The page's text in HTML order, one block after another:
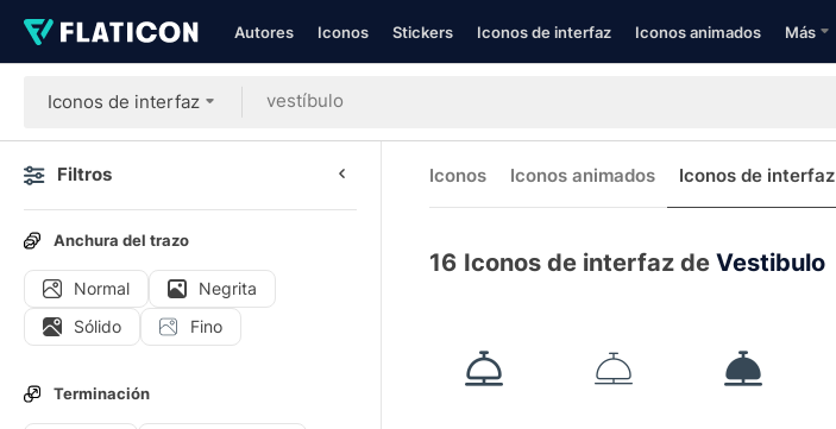
Autores Iconos Stickers Iconos de interfaz Iconos animados Más
Iconos de interfaz
Filtros
Anchura del trazo
Normal
Negrita
Sólido
Fino
Terminación
Iconos Iconos animados Iconos de interfaz
16 Iconos de interfaz de Vestibulo